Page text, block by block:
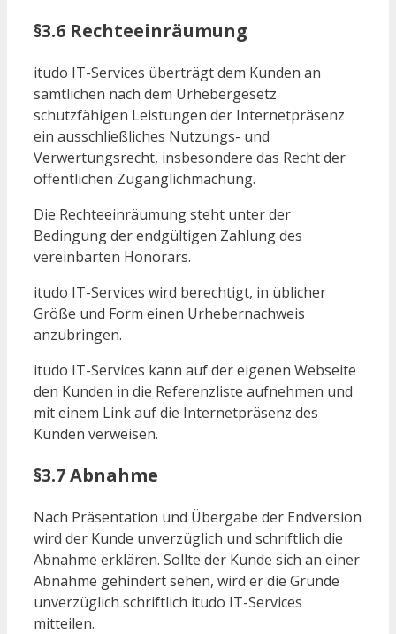
§3.6 Rechteeinräumung
itudo IT-Services überträgt dem Kunden an
sämtlichen nach dem Urhebergesetz
schutzfähigen Leistungen der Internetpräsenz
ein ausschließliches Nutzungs- und
Verwertungsrecht, insbesondere das Recht der
öffentlichen Zugänglichmachung.
Die Rechteeinräumung steht unter der
Bedingung der endgültigen Zahlung des
vereinbarten Honorars.
itudo IT-Services wird berechtigt, in üblicher
Größe und Form einen Urhebernachweis
anzubringen.
itudo IT-Services kann auf der eigenen Webseite
den Kunden in die Referenzliste aufnehmen und
mit einem Link auf die Internetpräsenz des
Kunden verweisen.
§3.7 Abnahme
Nach Präsentation und Übergabe der Endversion
wird der Kunde unverzüglich und schriftlich die
Abnahme erklären. Sollte der Kunde sich an einer
Abnahme gehindert sehen, wird er die Gründe
unverzüglich schriftlich itudo IT-Services
mitteilen.